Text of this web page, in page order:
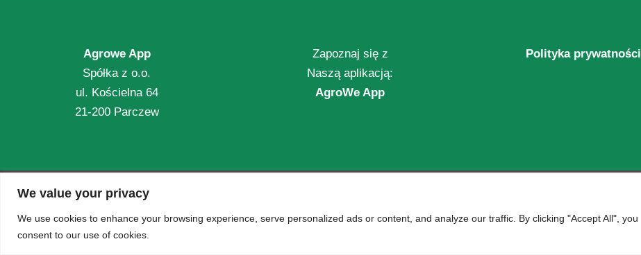
We value your privacy
We use cookies to enhance your browsing experience, serve personalized ads or content, and analyze our traffic. By clicking "Accept All", you
consent to our use of cookies.
Agrowe App
Spółka z o.o.
ul. Kościelna 64
21-200 Parczew
Zapoznaj się z
Naszą aplikacją:
AgroWe App
Polityka prywatności
© 2026 AgroWe. Wszelkie prawa zastrzeżone.